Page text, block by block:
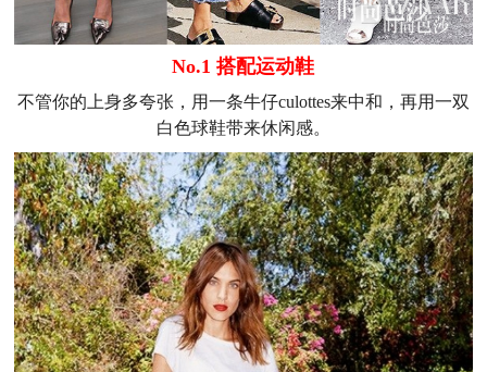
No.1 搭配运动鞋
不管你的上身多夸张，用一条牛仔culottes来中和，再用一双
白色球鞋带来休闲感。